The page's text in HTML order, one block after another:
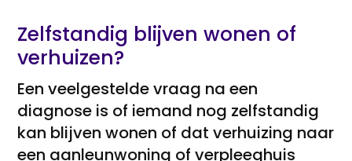
Zelfstandig blijven wonen of
verhuizen?
Een veelgestelde vraag na een
diagnose is of iemand nog zelfstandig
kan blijven wonen of dat verhuizing naar
een aanleunwoning of verpleeghuis